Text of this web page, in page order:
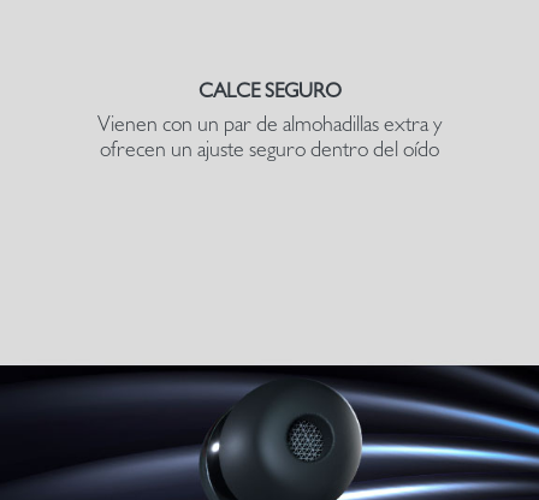
CALCE SEGURO
Vienen con un par de almohadillas extra y
ofrecen un ajuste seguro dentro del oído